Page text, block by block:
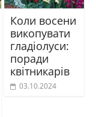
Коли восени
викопувати
гладіолуси:
поради
квітникарів
03.10.2024